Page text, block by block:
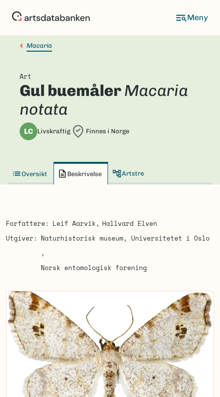
Macaria
Art
Gul buemålerMacaria
notata
LC Livskraftig Finnes i Norge
Oversikt Beskrivelse Artstre
Forfattere Leif Aarvik
Hallvard Elven
Utgiver
Naturhistorisk museum, Universitetet i Oslo
Norsk entomologisk forening